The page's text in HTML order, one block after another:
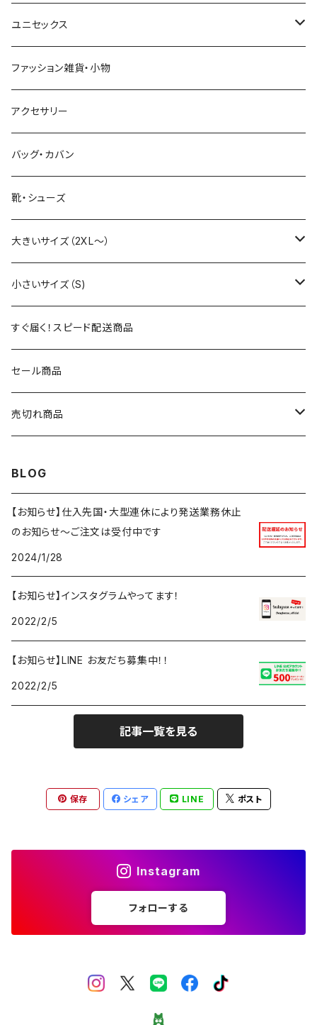
トップス
Tシャツ（半袖・五分袖）
Tシャツ（長袖・七分袖）
トレーナー・スウェット
ニット・セーター
ボトムス
パンツ
デニム・ジーパン
セットアップ
アウター・ジャケット（春秋用）
コート
ジャケット
アウター・ジャケット（冬用）
コート
ジャケット
ユニセックス
トップス
Ｔシャツ・カットソー（半袖・五分袖）
Tシャツ・カットソー（長袖・七分袖）
トレーナー・スウェット
ニット・セーター
ベスト・ジレ
ボトムス
パンツ
デニム・ジーパン
アウター・ジャケット
コート
ジャケット
セットアップ
ファッション雑貨・小物
アクセサリー
バッグ・カバン
靴・シューズ
大きいサイズ（2XL～）
2XL
トップス
ボトムス
3XL
トップス
アウター
4XL
トップス
セットアップ
ボトムス
5XL
アウター
セットアップ
ボトムス
小さいサイズ（S)
トップス
アウター
ボトムス
すぐ届く！スピード配送商品
セール商品
売切れ商品
BLOG
【お知らせ】仕入先国・大型連休により発送業務休止
のお知らせ～ご注文は受付中です
2024/1/28
【お知らせ】インスタグラムやってます！
2022/2/5
【お知らせ】LINE お友だち募集中！！
2022/2/5
記事一覧を見る
保存 シェア LINE ポスト
Instagram
フォローする